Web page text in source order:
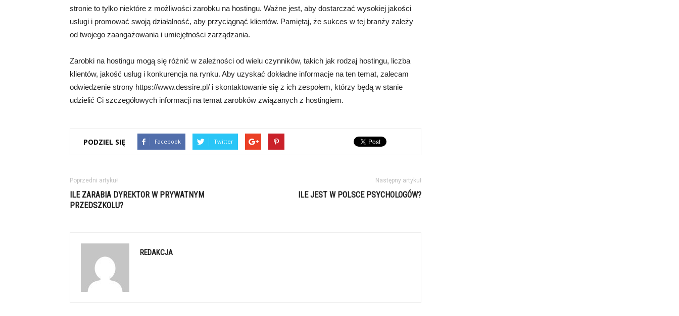
stronie to tylko niektóre z możliwości zarobku na hostingu. Ważne jest, aby dostarczać wysokiej jakości
usługi i promować swoją działalność, aby przyciągnąć klientów. Pamiętaj, że sukces w tej branży zależy
od twojego zaangażowania i umiejętności zarządzania.
Zarobki na hostingu mogą się różnić w zależności od wielu czynników, takich jak rodzaj hostingu, liczba
klientów, jakość usług i konkurencja na rynku. Aby uzyskać dokładne informacje na ten temat, zalecam
odwiedzenie strony https://www.dessire.pl/ i skontaktowanie się z ich zespołem, którzy będą w stanie
udzielić Ci szczegółowych informacji na temat zarobków związanych z hostingiem.
PODZIEL SIĘ Facebook Twitter
Poprzedni artykuł
ILE ZARABIA DYREKTOR W PRYWATNYM
PRZEDSZKOLU?
Następny artykuł
ILE JEST W POLSCE PSYCHOLOGÓW?
REDAKCJA